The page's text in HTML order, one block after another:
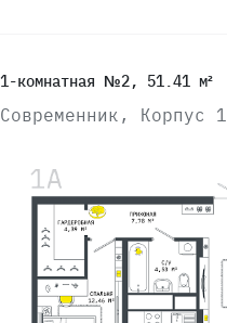
1-комнатная №2, 51.41 м²
Современник, Корпус 1